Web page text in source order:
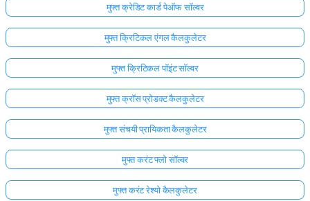
मुफ्त क्रेडिट कार्ड पेऑफ सॉल्वर
मुफ्त क्रिटिकल एंगल कैलकुलेटर
मुफ्त क्रिटिकल पॉइंट सॉल्वर
मुफ्त क्रॉस प्रोडक्ट कैलकुलेटर
मुफ्त संचयी प्रायिकता कैलकुलेटर
मुफ्त करंट फ्लो सॉल्वर
मुफ्त करंट रेश्यो कैलकुलेटर